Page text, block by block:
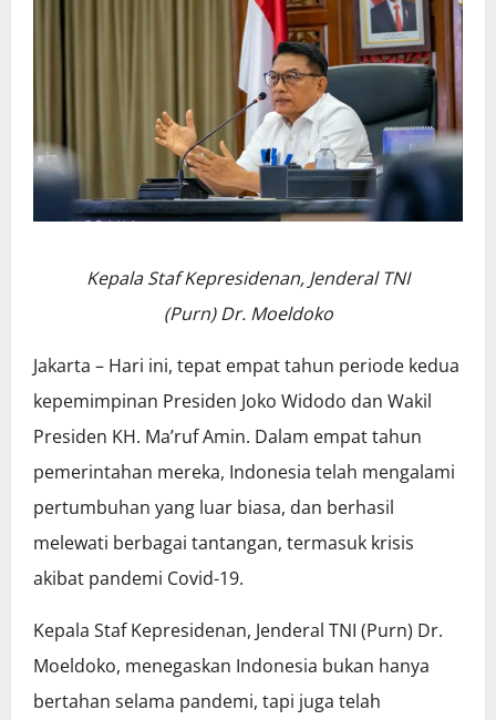
Kepala Staf Kepresidenan, Jenderal TNI
(Purn) Dr. Moeldoko
Jakarta – Hari ini, tepat empat tahun periode kedua
kepemimpinan Presiden Joko Widodo dan Wakil
Presiden KH. Ma’ruf Amin. Dalam empat tahun
pemerintahan mereka, Indonesia telah mengalami
pertumbuhan yang luar biasa, dan berhasil
melewati berbagai tantangan, termasuk krisis
akibat pandemi Covid-19.
Kepala Staf Kepresidenan, Jenderal TNI (Purn) Dr.
Moeldoko, menegaskan Indonesia bukan hanya
bertahan selama pandemi, tapi juga telah